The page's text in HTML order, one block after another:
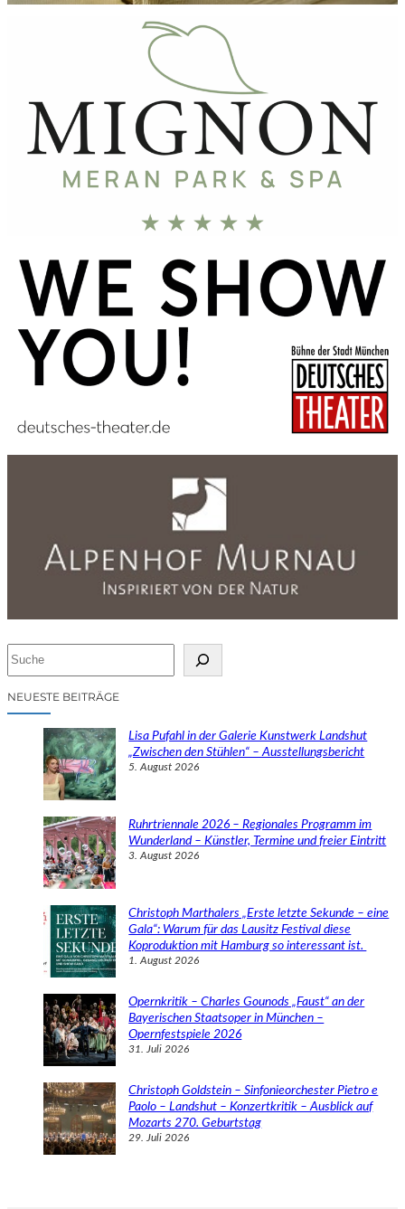
NEUESTE BEITRÄGE
Lisa Pufahl in der Galerie Kunstwerk Landshut
„Zwischen den Stühlen“ – Ausstellungsbericht
5. August 2026
Ruhrtriennale 2026 – Regionales Programm im
Wunderland – Künstler, Termine und freier Eintritt
3. August 2026
Christoph Marthalers „Erste letzte Sekunde – eine
Gala“: Warum für das Lausitz Festival diese
Koproduktion mit Hamburg so interessant ist.
1. August 2026
Opernkritik – Charles Gounods „Faust“ an der
Bayerischen Staatsoper in München –
Opernfestspiele 2026
31. Juli 2026
Christoph Goldstein – Sinfonieorchester Pietro e
Paolo – Landshut – Konzertkritik – Ausblick auf
Mozarts 270. Geburtstag
29. Juli 2026